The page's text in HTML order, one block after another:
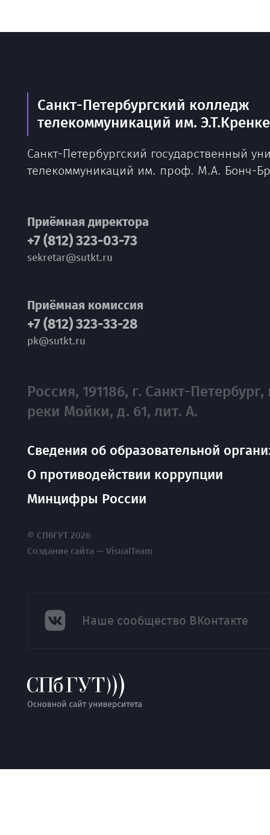
Санкт-Петербургский колледж
телекоммуникаций им.
Санкт-Петербургский государственный
телекоммуникаций им. проф. М.А. Бонч-
Приёмная директора
+7 (812) 323-03-73
sekretar@sutkt.ru
Приёмная комиссия
+7 (812) 323-33-28
pk@sutkt.ru
Россия, 191186, г. Санкт-Петербург,
реки Мойки, д. 61, лит. А.
Сведения об образовательной
О противодействии коррупции
Минцифры России
© СПбГУТ 2026
Создание сайта — VisualTeam
Наше сообщество ВКонтакте